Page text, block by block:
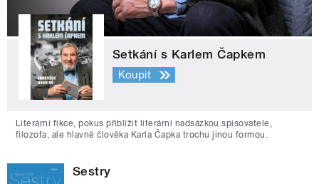
Setkání s Karlem Čapkem
Koupit
Literární fikce, pokus přiblížit literární nadsázkou spisovatele,
filozofa, ale hlavně člověka Karla Čapka trochu jinou formou.
Sestry